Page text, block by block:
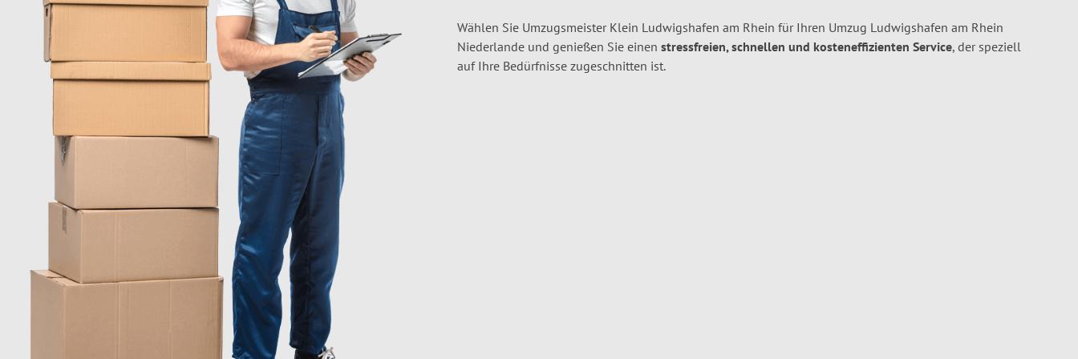
Wählen Sie Umzugsmeister Klein Ludwigshafen am Rhein für Ihren Umzug Ludwigshafen am Rhein
Niederlande und genießen Sie einen stressfreien, schnellen und kosteneffizienten Service, der speziell
auf Ihre Bedürfnisse zugeschnitten ist.